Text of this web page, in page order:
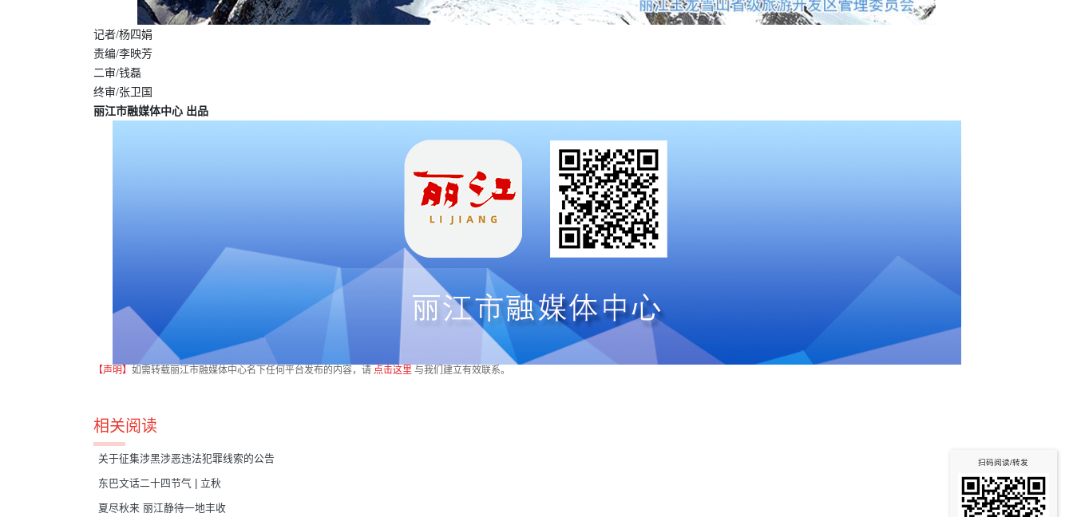
记者/杨四娟
责编/李映芳
二审/钱磊
终审/张卫国
丽江市融媒体中心 出品
【声明】 如需转载丽江市融媒体中心名下任何平台发布的内容，请 点击这里 与我们建立有效联系。
相关阅读
关于征集涉黑涉恶违法犯罪线索的公告
东巴文话二十四节气 | 立秋
夏尽秋来 丽江静待一地丰收
扫码阅读/转发